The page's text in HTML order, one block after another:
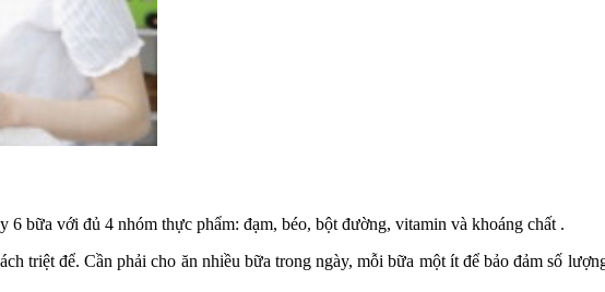
6 bữa với đủ 4 nhóm thực phẩm: đạm, béo, bột đường, vitamin và khoáng chất .
triệt để. Cần phải cho ăn nhiều bữa trong ngày, mỗi bữa một ít để bảo đảm số